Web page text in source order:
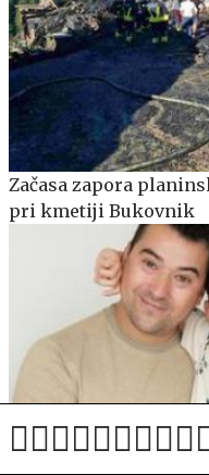
Začasa zapora
pri kmetiji Bukovnik